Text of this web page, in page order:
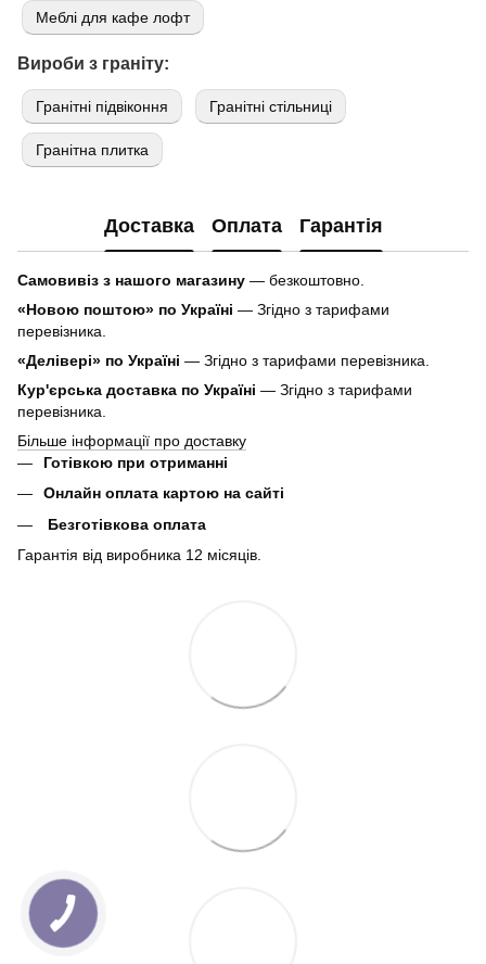
Меблі для кафе лофт
Вироби з граніту:
Гранітні підвіконня Гранітні стільниці
Гранітна плитка
Доставка Оплата Гарантія
Самовивіз з нашого магазину — безкоштовно.
«Новою поштою» по Україні — Згідно з тарифами
перевізника.
«Делівері» по Україні — Згідно з тарифами перевізника.
Кур'єрська доставка по Україні — Згідно з тарифами
перевізника.
Більше інформації про доставку
Готівкою при отриманні
Онлайн оплата картою на сайті
Безготівкова оплата
Гарантія від виробника 12 місяців.